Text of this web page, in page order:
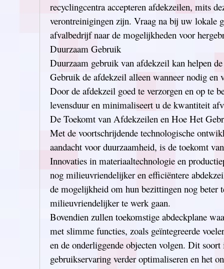
recyclingcentra accepteren afdekzeilen, mits
verontreinigingen zijn. Vraag na bij uw lokale
afvalbedrijf naar de mogelijkheden voor
Duurzaam Gebruik
Duurzaam gebruik van afdekzeil kan helpen
Gebruik de afdekzeil alleen wanneer nodig en
Door de afdekzeil goed te verzorgen en op te
levensduur en minimaliseert u de kwantiteit
De Toekomt van Afdekzeilen en Hoe Het
Met de voortschrijdende technologische
aandacht voor duurzaamheid, is de toekomt
Innovaties in materiaaltechnologie en
nog milieuvriendelijker en efficiëntere
de mogelijkheid om hun bezittingen nog beter
milieuvriendelijker te werk gaan.
Bovendien zullen toekomstige abdeckplane
met slimme functies, zoals geïntegreerde
en de onderliggende objecten volgen. Dit soort
gebruikservaring verder optimaliseren en het